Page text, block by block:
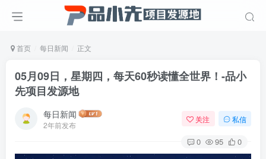
首页 每日新闻 正文
05月09日，星期四，每天60秒读懂全世界！-品小
先项目发源地
每日新闻
2年前发布
关注 私信
0 95 0